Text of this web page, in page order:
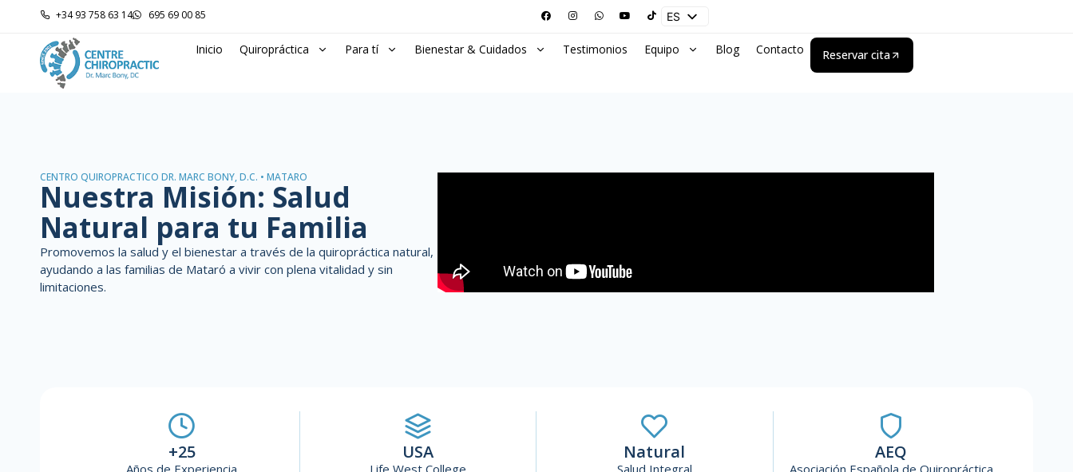
+34 93 758 63 14 695 69 00 85
ES
Inicio Quiropráctica Para tí Bienestar & Cuidados Testimonios Equipo Blog Contacto Reservar cita
CENTRO QUIROPRÁCTICO DR. MARC BONY, D.C. • MATARÓ
Nuestra Misión: Salud
Natural para tu Familia
Promovemos la salud y el bienestar a través de la quiropráctica natural,
ayudando a las familias de Mataró a vivir con plena vitalidad y sin
limitaciones.
+25
Años de Experiencia
USA
Life West College
Natural
Salud Integral
AEQ
Asociación Española de Quiropráctica